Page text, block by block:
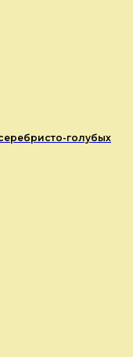
голубых